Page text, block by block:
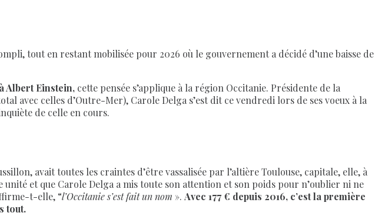
tout en restant mobilisée pour 2026 où le gouvernement a décidé d’une baisse de
Albert Einstein, cette pensée s’applique à la région Occitanie. Présidente de la
avec celles d’Outre-Mer), Carole Delga s’est dit ce vendredi lors de ses voeux à la
de celle en cours.
avait toutes les craintes d’être vassalisée par l’altière Toulouse, capitale, elle, à
et que Carole Delga a mis toute son attention et son poids pour n’oublier ni ne
t-elle, “l’Occitanie s’est fait un nom ». Avec 177 € depuis 2016, c’est la première
tout.